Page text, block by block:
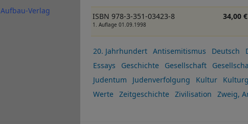
Aufbau-Verlag
ISBN 978-3-351-03423-8
1. Auflage 01.09.1998
34,00
20. Jahrhundert Antisemitismus Deutsch
Essays
Geschichte Gesellschaft
Judentum
Judenverfolgung Kultur
Werte
Zeitgeschichte Zivilisation Zweig,